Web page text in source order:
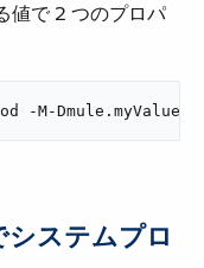
値で 2 つのプロパ
-M-
ステムプロ